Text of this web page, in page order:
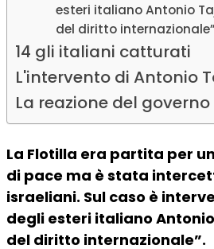
esteri italiano Antonio
del diritto
14 gli italiani catturati
L'intervento di Antonio
La reazione del
La Flotilla era partita per
di pace ma è stata
israeliani. Sul caso è
degli esteri italiano
del diritto internazionale”.